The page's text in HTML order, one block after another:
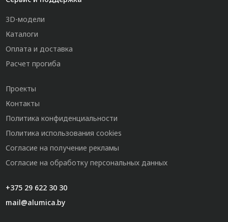
3D-модели
Каталоги
Оплата и доставка
Расчет прогиба
Проекты
Контакты
Политика конфиденциальности
Политика использования cookies
Согласие на получение рекламы
Согласие на обработку персональных данных
+375 29 622 30 30
mail@alumica.by